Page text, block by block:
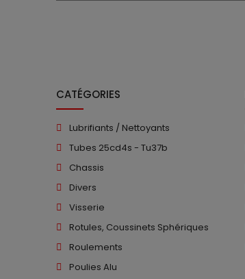
CATÉGORIES
Lubrifiants / Nettoyants
Tubes 25cd4s - Tu37b
Chassis
Divers
Visserie
Rotules, Coussinets Sphériques
Roulements
Poulies Alu